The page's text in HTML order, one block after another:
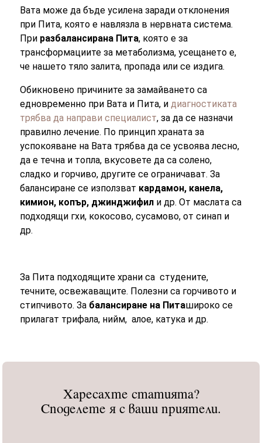
Вата може да бъде усилена заради отклонения
при Пита, която е навлязла в нервната система.
При разбалансирана Пита, която е за
трансформациите за метаболизма, усещането е,
че нашето тяло залита, пропада или се издига.
Обикновено причините за замайването са
едновременно при Вата и Пита, идиагностиката
трябва да направи специалист, за да се назначи
правилно лечение. По принцип храната за
успокояване на Вата трябва да се усвоява лесно,
да е течна и топла, вкусовете да са солено,
сладко и горчиво, другите се ограничават. За
балансиране се използват кардамон, канела,
кимион, копър, джинджифил и др. От маслата са
подходящи гхи, кокосово, сусамово, от синап и
др.
За Пита подходящите храни са студените,
течните, освежаващите. Полезни са горчивото и
стипчивото. За балансиране на Питашироко се
прилагат трифала, нийм, алое, катука и др.
Харесахте статията?
Споделете я с ваши приятели.